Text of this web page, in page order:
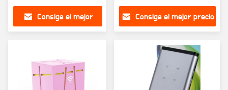
Crad 300M con batería
de 2100mAH
Consiga el mejor
rendimiento
Consiga el mejor precio